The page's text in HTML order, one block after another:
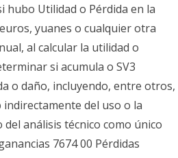
hubo Utilidad o Pérdida en la
yuanes o cualquier otra
al calcular la utilidad o
si acumula o SV3
o daño, incluyendo, entre otros,
del uso o la
análisis técnico como único
7674 00 Pérdidas